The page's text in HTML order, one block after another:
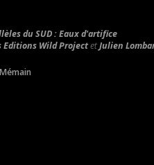
du SUD : Eaux d'artifice
Editions Wild ProjectetJulien